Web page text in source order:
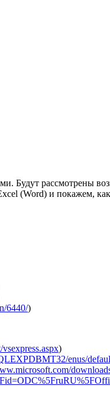
Будут рассмотрены
(Word) и покажем,
6440/)
)
enus/